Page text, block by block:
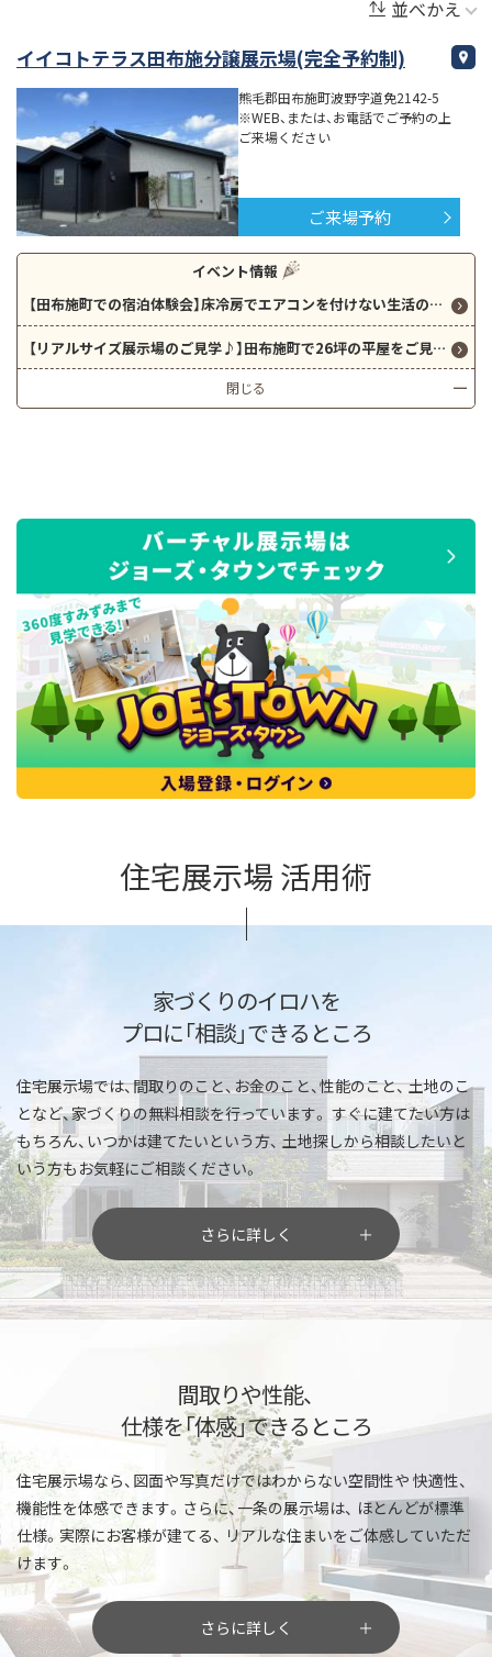
並べかえ
イイコトテラス田布施分譲展示場(完全予約制)
熊毛郡田布施町波野字道免2142-5
※WEB、または、お電話でご予約の上
ご来場ください
ご来場予約
イベント情報
【田布施町での宿泊体験会】床冷房でエアコンを付けない生活の体験可能♪
【リアルサイズ展示場のご見学♪】田布施町で26坪の平屋をご見学可能です！初めてご参加の方には5000円分の商品券をプレゼント！！
閉じる
住宅展示場 活用術
家づくりのイロハを
プロに「相談」できるところ
住宅展示場では、間取りのこと、お金のこと、性能のこと、土地のこ
となど、家づくりの無料相談を行っています。 すぐに建てたい方は
もちろん、いつかは建てたいという方、 土地探しから相談したいと
いう方もお気軽にご相談ください。
さらに詳しく
間取りや性能、
仕様を「体感」できるところ
住宅展示場なら、図面や写真だけではわからない空間性や 快適性、
機能性を体感できます。さらに、一条の展示場は、 ほとんどが標準
仕様。実際にお客様が建てる、 リアルな住まいをご体感していただ
けます。
さらに詳しく